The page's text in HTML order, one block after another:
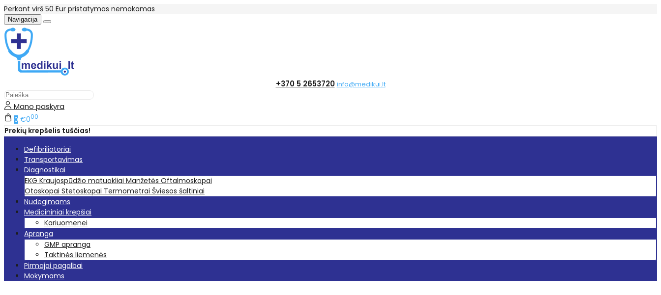
Perkant virš 50 Eur pristatymas nemokamas
Navigacija
+370 5 2653720 info@medikui.lt
Mano paskyra
0 €000
Prekių krepšelis tuščias!
Defibriliatoriai
Transportavimas
Diagnostikai
EKG Kraujospūdžio matuokliai Manžetės Oftalmoskopai
Otoskopai Stetoskopai Termometrai Šviesos šaltiniai
Nudegimams
Medicininiai krepšiai
Kariuomenei
Apranga
GMP apranga
Taktinės liemenės
Pirmajai pagalbai
Mokymams